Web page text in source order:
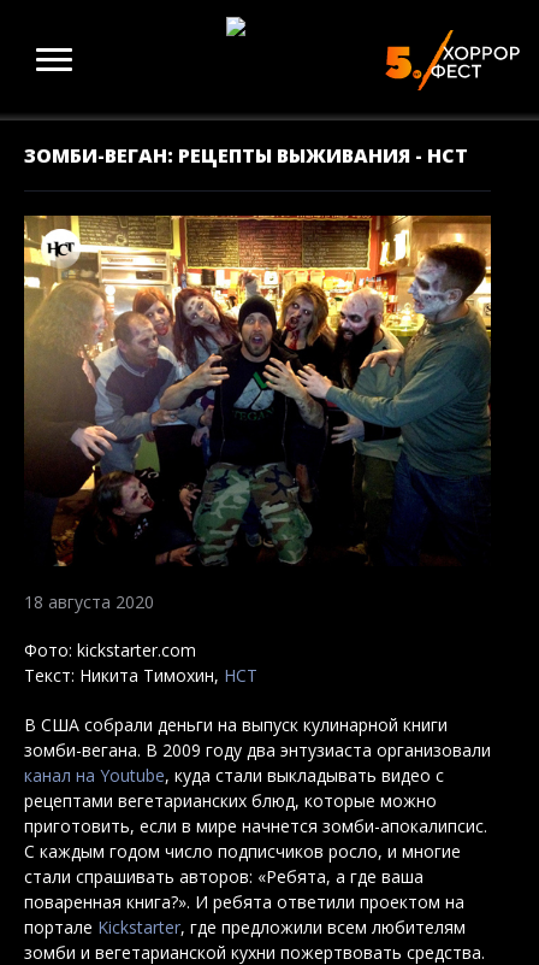
ЗОМБИ-ВЕГАН: РЕЦЕПТЫ ВЫЖИВАНИЯ - НСТ
18 августа 2020
Фото: kickstarter.com
Текст: Никита Тимохин, НСТ
В США собрали деньги на выпуск кулинарной книги
зомби-вегана. В 2009 году два энтузиаста организовали
канал на Youtube, куда стали выкладывать видео с
рецептами вегетарианских блюд, которые можно
приготовить, если в мире начнется зомби-апокалипсис.
С каждым годом число подписчиков росло, и многие
стали спрашивать авторов: «Ребята, а где ваша
поваренная книга?». И ребята ответили проектом на
портале Kickstarter, где предложили всем любителям
зомби и вегетарианской кухни пожертвовать средства.